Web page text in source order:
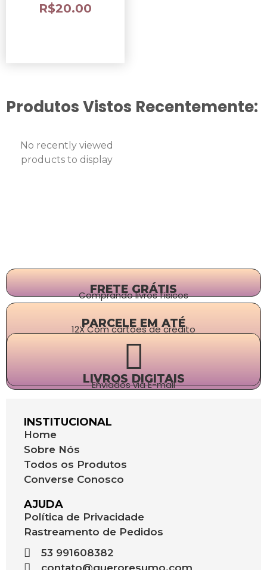
R$20.00
Produtos Vistos Recentemente:
No recently viewed
products to display
FRETE GRÁTIS
Comprando livros físicos
PARCELE EM ATÉ
12X Com cartões de crédito
LIVROS DIGITAIS
Enviados via E-mail
INSTITUCIONAL
Home
Sobre Nós
Todos os Produtos
Converse Conosco
AJUDA
Política de Privacidade
Rastreamento de Pedidos
53 991608382
contato@queroresumo.com